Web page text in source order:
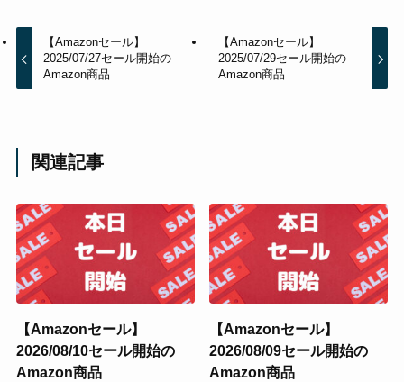
【Amazonセール】
2025/07/27セール開始の
Amazon商品
【Amazonセール】
2025/07/29セール開始の
Amazon商品
関連記事
【Amazonセール】
2026/08/10セール開始の
Amazon商品
【Amazonセール】
2026/08/09セール開始の
Amazon商品